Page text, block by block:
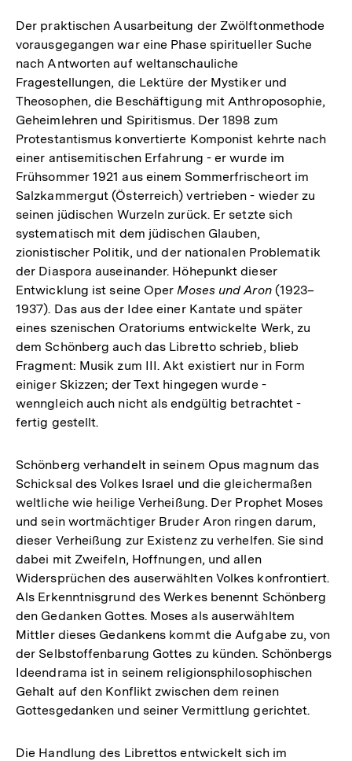
Der praktischen Ausarbeitung der Zwölftonmethode
vorausgegangen war eine Phase spiritueller Suche
nach Antworten auf weltanschauliche
Fragestellungen, die Lektüre der Mystiker und
Theosophen, die Beschäftigung mit Anthroposophie,
Geheimlehren und Spiritismus. Der 1898 zum
Protestantismus konvertierte Komponist kehrte nach
einer antisemitischen Erfahrung - er wurde im
Frühsommer 1921 aus einem Sommerfrischeort im
Salzkammergut (Österreich) vertrieben - wieder zu
seinen jüdischen Wurzeln zurück. Er setzte sich
systematisch mit dem jüdischen Glauben,
zionistischer Politik, und der nationalen Problematik
der Diaspora auseinander. Höhepunkt dieser
Entwicklung ist seine Oper Moses und Aron(1923–
1937). Das aus der Idee einer Kantate und später
eines szenischen Oratoriums entwickelte Werk, zu
dem Schönberg auch das Libretto schrieb, blieb
Fragment: Musik zum III. Akt existiert nur in Form
einiger Skizzen; der Text hingegen wurde -
wenngleich auch nicht als endgültig betrachtet -
fertig gestellt.
Schönberg verhandelt in seinem Opus magnum das
Schicksal des Volkes Israel und die gleichermaßen
weltliche wie heilige Verheißung. Der Prophet Moses
und sein wortmächtiger Bruder Aron ringen darum,
dieser Verheißung zur Existenz zu verhelfen. Sie sind
dabei mit Zweifeln, Hoffnungen, und allen
Widersprüchen des auserwählten Volkes konfrontiert.
Als Erkenntnisgrund des Werkes benennt Schönberg
den Gedanken Gottes. Moses als auserwähltem
Mittler dieses Gedankens kommt die Aufgabe zu, von
der Selbstoffenbarung Gottes zu künden. Schönbergs
Ideendrama ist in seinem religionsphilosophischen
Gehalt auf den Konflikt zwischen dem reinen
Gottesgedanken und seiner Vermittlung gerichtet.
Die Handlung des Librettos entwickelt sich im